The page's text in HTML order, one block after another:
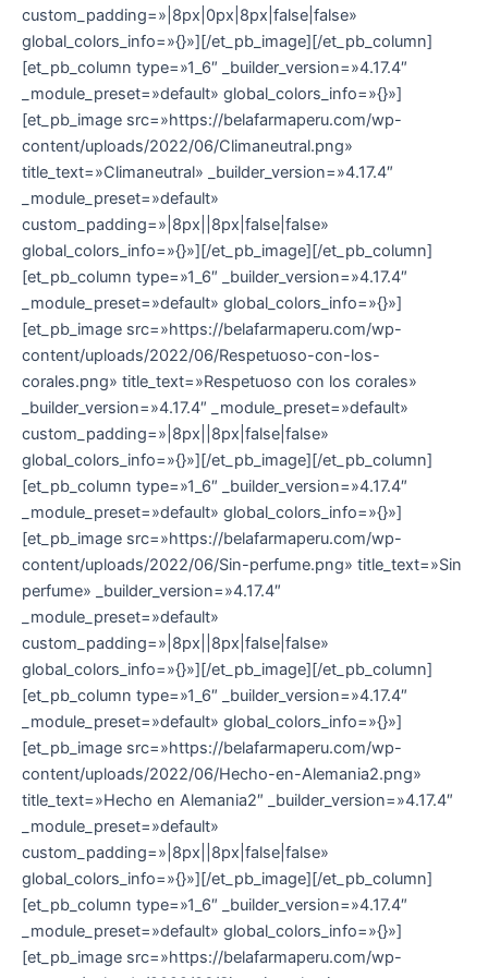
custom_padding=»|8px|0px|8px|false|false»
global_colors_info=»{}»][/et_pb_image][/et_pb_column]
[et_pb_column type=»1_6″ _builder_version=»4.17.4″
_module_preset=»default» global_colors_info=»{}»]
[et_pb_image src=»https://belafarmaperu.com/wp-
content/uploads/2022/06/Climaneutral.png»
title_text=»Climaneutral» _builder_version=»4.17.4″
_module_preset=»default»
custom_padding=»|8px||8px|false|false»
global_colors_info=»{}»][/et_pb_image][/et_pb_column]
[et_pb_column type=»1_6″ _builder_version=»4.17.4″
_module_preset=»default» global_colors_info=»{}»]
[et_pb_image src=»https://belafarmaperu.com/wp-
content/uploads/2022/06/Respetuoso-con-los-
corales.png» title_text=»Respetuoso con los corales»
_builder_version=»4.17.4″ _module_preset=»default»
custom_padding=»|8px||8px|false|false»
global_colors_info=»{}»][/et_pb_image][/et_pb_column]
[et_pb_column type=»1_6″ _builder_version=»4.17.4″
_module_preset=»default» global_colors_info=»{}»]
[et_pb_image src=»https://belafarmaperu.com/wp-
content/uploads/2022/06/Sin-perfume.png» title_text=»Sin
perfume» _builder_version=»4.17.4″
_module_preset=»default»
custom_padding=»|8px||8px|false|false»
global_colors_info=»{}»][/et_pb_image][/et_pb_column]
[et_pb_column type=»1_6″ _builder_version=»4.17.4″
_module_preset=»default» global_colors_info=»{}»]
[et_pb_image src=»https://belafarmaperu.com/wp-
content/uploads/2022/06/Hecho-en-Alemania2.png»
title_text=»Hecho en Alemania2″ _builder_version=»4.17.4″
_module_preset=»default»
custom_padding=»|8px||8px|false|false»
global_colors_info=»{}»][/et_pb_image][/et_pb_column]
[et_pb_column type=»1_6″ _builder_version=»4.17.4″
_module_preset=»default» global_colors_info=»{}»]
[et_pb_image src=»https://belafarmaperu.com/wp-